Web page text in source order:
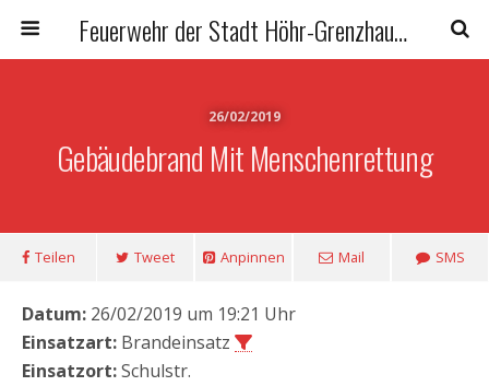
Feuerwehr der Stadt Höhr-Grenzhausen
26/02/2019
Gebäudebrand Mit Menschenrettung
Teilen Tweet Anpinnen Mail SMS
Datum: 26/02/2019 um 19:21 Uhr
Einsatzart: Brandeinsatz
Einsatzort:Schulstr.